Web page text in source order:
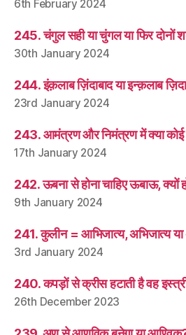
6th February 2024
245. चंगुल सही या चुंगल या फिर दोनों
30th January 2024
244. इंक़लाब ज़िंदाबाद या इन्क़लाब
23rd January 2024
243. आमंत्रण और निमंत्रण में क्या कोई
17th January 2024
242. ऊबना से होना चाहिए ऊबाऊ, क्यों
9th January 2024
241. कुलीन = आभिजात्य, अभिजात्य
3rd January 2024
240. कपड़ों से क्रीस हटाती है वह
26th December 2023